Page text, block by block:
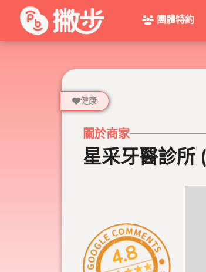
團體特約
健康
關於商家
星采牙醫診所 (
4.8